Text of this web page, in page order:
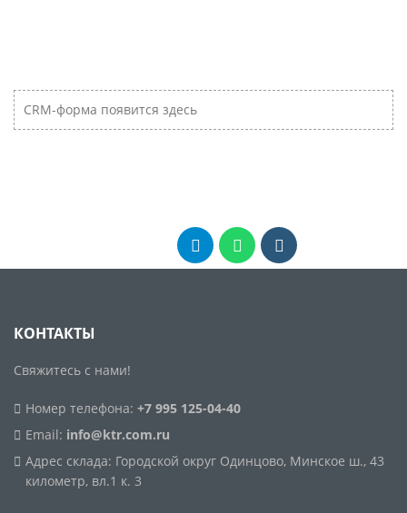
CRM-форма появится здесь
КОНТАКТЫ
Свяжитесь с нами!
Номер телефона: +7 995 125-04-40
Email: info@ktr.com.ru
Адрес склада: Городской округ Одинцово, Минское ш., 43
километр, вл.1 к. 3